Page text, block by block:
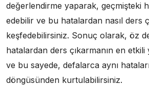
değerlendirme yaparak, geçmişteki
edebilir ve bu hatalardan nasıl ders
keşfedebilirsiniz. Sonuç olarak, öz
hatalardan ders çıkarmanın en
ve bu sayede, defalarca aynı
döngüsünden kurtulabilirsiniz.